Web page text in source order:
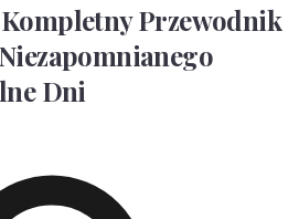
Kompletny Przewodnik
Dni